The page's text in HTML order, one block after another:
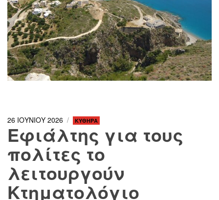
26 ΙΟΥΝΙΟΥ 2026 ΚΥΘΗΡΑ
Εφιάλτης για τους
πολίτες το
λειτουργούν
Κτηματολόγιο